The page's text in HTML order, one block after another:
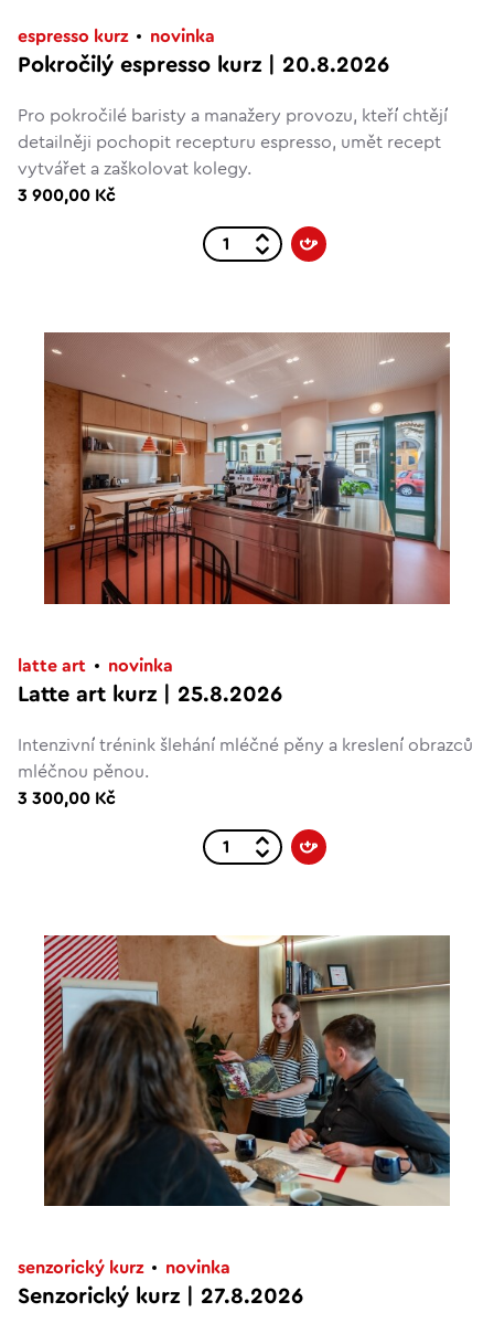
espresso kurz novinka
Pokročilý espresso kurz | 20.8.2026
Pro pokročilé baristy a manažery provozu, kteří chtějí
detailněji pochopit recepturu espresso, umět recept
vytvářet a zaškolovat kolegy.
3 900,00 Kč
latte art novinka
Latte art kurz | 25.8.2026
Intenzivní trénink šlehání mléčné pěny a kreslení obrazců
mléčnou pěnou.
3 300,00 Kč
senzorický kurz novinka
Senzorický kurz | 27.8.2026